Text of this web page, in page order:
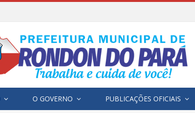
O GOVERNO PUBLICAÇÕES OFICIAIS